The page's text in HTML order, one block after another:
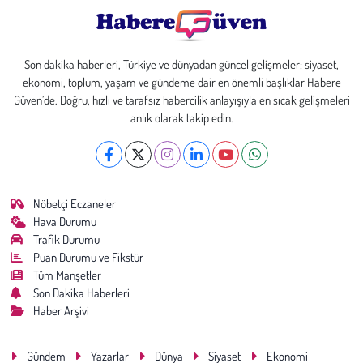
Son dakika haberleri, Türkiye ve dünyadan güncel gelişmeler; siyaset,
ekonomi, toplum, yaşam ve gündeme dair en önemli başlıklar Habere
Güven’de. Doğru, hızlı ve tarafsız habercilik anlayışıyla en sıcak gelişmeleri
anlık olarak takip edin.
Nöbetçi Eczaneler
Hava Durumu
Trafik Durumu
Puan Durumu ve Fikstür
Tüm Manşetler
Son Dakika Haberleri
Haber Arşivi
Gündem Yazarlar Dünya Siyaset Ekonomi